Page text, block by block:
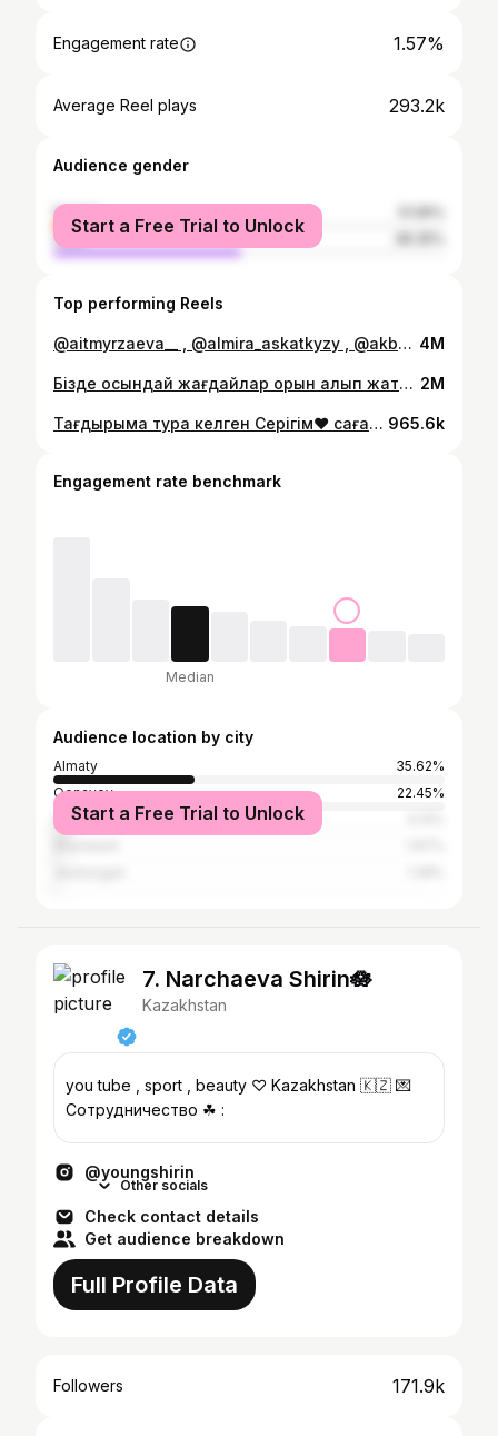
Engagement rate 1.57%
Average Reel plays 293.2k
Audience gender
female
male
Start a Free Trial to Unlock
Top performing Reels
@aitmyrzaeva__ , @almira_askatkyzy , @akbota.amantaikyzy салып жатқан видеоларына қарап қызығып, Серікті жаңалықпен бөлісуге көндірдім. Көз тиеді деген оймен жасыруды жөн көрдік, бірақ әйел заты , біз шыдамсызбызғой☺️. Расында біраз уақыт бұйырмай жүрді, несін жасырайын. Маған бәрі сразу болу керек🤣, и 1 ай болмай қалса что-то не то деп ойладым. Қайдан білейін что организм дайындалатынын. Басымда неше түрлі ойлар, неужели болмайды деп , өз-өзімді жеп жүрген едім. Сүйтіп біраз уақыт организмда өзгерістер болып тест аламын деп шештім. Тест әлсіз 2 сызық көрсетті. Бірақ менің түсінбей, узиға барғанымның себебі, ашығында 🩸 болып жүрді. Сүйтсем бұл угроза екен🫣. Ал мен кәдімгі қалыпты жағдай деп қабылдап жүрдім. Ал узида бопашкамыз кәдімгідей өсіп қалғанын кейін білдік. Шок болдым☺️. Үйткені бірде-бір белгілер болмады. Құсу , жеріктік, бас айналу дегендей. Сондықтан біраз қабылдай алмай, тіпті өзімді аяғы ауыр келіншектердің қатарына жатқыза алмадым, сезінбедім. Қанша жасыруға тырысқанымен, оқырмандар намектарымнан түсінәп, ішім шығып тұрған фотолардан байқап қалған🤣. Күшті жасыра алмадым енді) . Жасырғым да келмеді🤭, Серікқой қой, айтпа деген🥹. Енді с удовольствием сіздермен суреттеріммен бөлісіп, спокойно видео салатын болдым❤️. Сосын туған соң санай жатарсыздар🤣, пока что дұрыс дүние жазыңдаршы. Әлде дәу Серікті алдап, көзін байлап ұйықтатып, зорлап кетті деп ойлайсыздарма? Сол үшін ғана Серік үйленуге мәжбүр болды деп 🤣. А еще да, бұл видео біздің тойымызға дейін түсірілген, біздің тойымызда менің аяғым ауыр болды😊. Қазір барлығы қалыпты☺️ #pregnant 4M
Бізде осындай жағдайлар орын алып жатыр🤣 2M
Тағдырыма тура келген Серігім❤️ саған алғысым шексіз, мені ханшайым қылып, балапаным екеумізді перзентханадан шығарып алды😍. Шүкір💕🙏🏻 965.6k
Engagement rate benchmark
Median
Audience location by city
Almaty
35.62%
Qonayev
22.45%
Astana
Start a Free Trial to Unlock
7. Narchaeva Shirin🪷
Kazakhstan
you tube , sport , beauty ♡︎ Kazakhstan 🇰🇿 💌
Сотрудничество ☘︎︎ :
@youngshirin
Other socials
Check contact details
Get audience breakdown
Full Profile Data
Followers 171.9k